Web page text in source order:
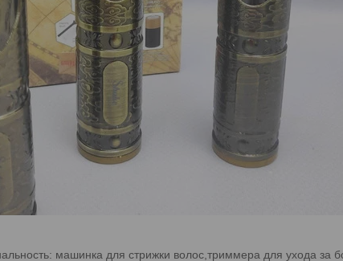
машинка для стрижки волос,триммера для ухода